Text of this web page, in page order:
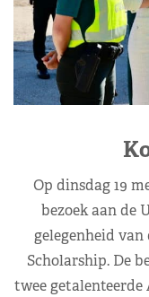
Op dinsdag 19
bezoek aan de
gelegenheid
Scholarship. De
twee